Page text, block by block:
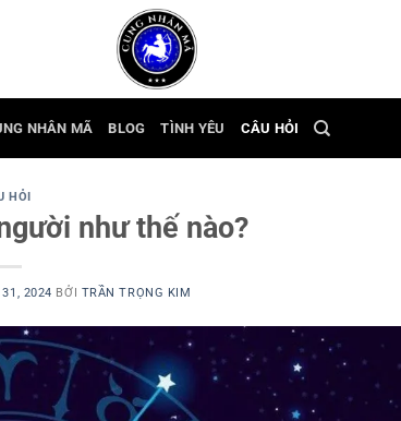
NHÂN MÃ BLOG TÌNH YÊU CÂU HỎI
HỎI
như thế nào?
2024 BỞI TRẦN TRỌNG KIM